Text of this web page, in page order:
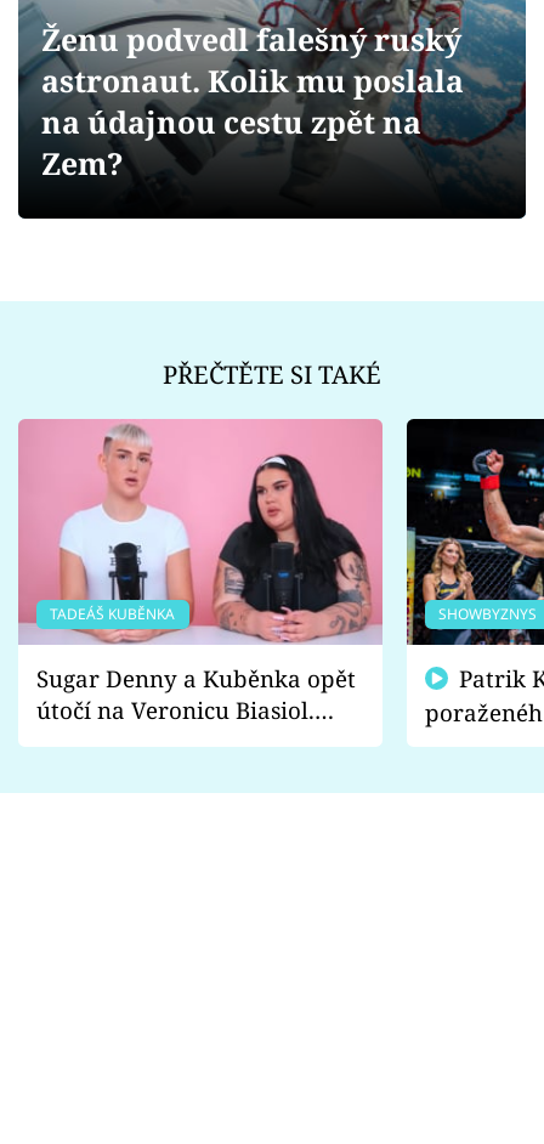
Videa
Sledujte prima+
Ženu podvedl falešný ruský
astronaut. Kolik mu poslala
na údajnou cestu zpět na
Zem?
PŘEČTĚTE SI TAKÉ
TADEÁŠ KUBĚNKA
Sugar Denny a Kuběnka opět
útočí na Veronicu Biasiol.
Proč je podle nich falešná a
SHOWBYZNYS
fanoušci